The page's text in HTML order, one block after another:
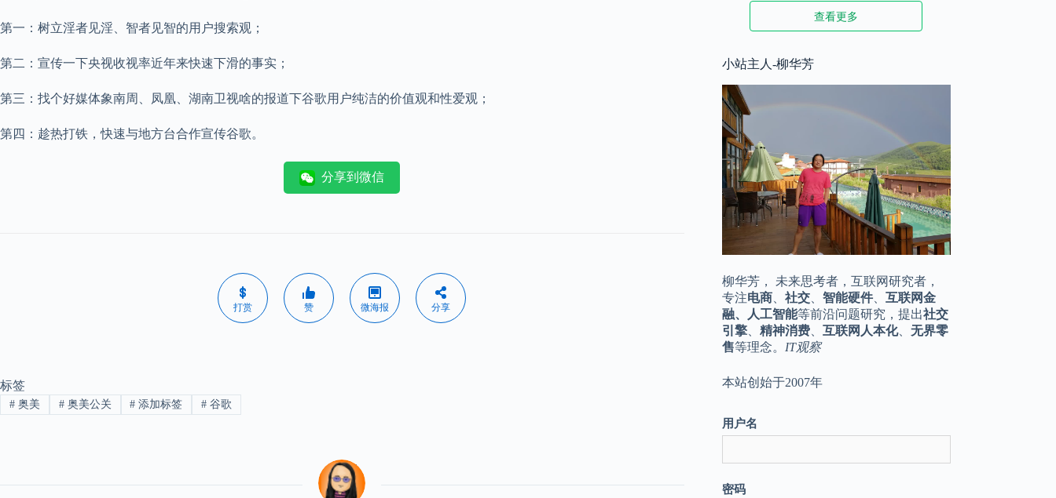
第一：树立淫者见淫、智者见智的用户搜索观；
第二：宣传一下央视收视率近年来快速下滑的事实；
第三：找个好媒体象南周、凤凰、湖南卫视啥的报道下谷歌用户纯洁的价值观和性爱观；
第四：趁热打铁，快速与地方台合作宣传谷歌。
分享到微信
打赏 赞 微海报 分享
标签
#奥美 #奥美公关 # 添加标签 # 谷歌
2025.11.17
10:20 华为 Mate80 系列定档，♾️美背，全
金属机身
16:42 王化转岗？小米公关一号位是烫手山
芋
查看更多
小站主人-柳华芳
柳华芳， 未来思考者，互联网研究者，
专注电商 、社交 、智能硬件、互联网金
融、人工智能等前沿问题研究，提出社交
引擎 、精神消费 、互联网人本化、无界零
售等理念。 IT观察
本站创始于2007年
用户名
密码